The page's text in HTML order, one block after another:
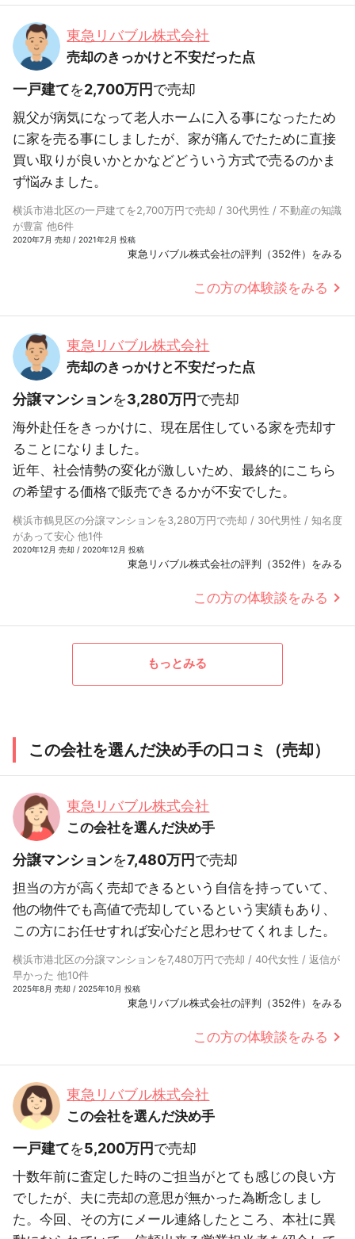
東急リバブル株式会社
売却のきっかけと不安だった点
一戸建てを2,700万円で売却
親父が病気になって老人ホームに入る事になったため
に家を売る事にしましたが、家が痛んでたために直接
買い取りが良いかとかなどどういう方式で売るのかま
ず悩みました。
横浜市港北区の一戸建てを2,700万円で売却 / 30代男性 / 不動産の知識
が豊富 他6件
2020年7月 売却 / 2021年2月 投稿
東急リバブル株式会社の評判（352件）をみる
この方の体験談をみる
東急リバブル株式会社
売却のきっかけと不安だった点
分譲マンションを3,280万円で売却
海外赴任をきっかけに、現在居住している家を売却す
ることになりました。
近年、社会情勢の変化が激しいため、最終的にこちら
の希望する価格で販売できるかが不安でした。
横浜市鶴見区の分譲マンションを3,280万円で売却 / 30代男性 / 知名度
があって安心 他1件
2020年12月 売却 / 2020年12月 投稿
東急リバブル株式会社の評判（352件）をみる
この方の体験談をみる
もっとみる
この会社を選んだ決め手の口コミ（売却）
東急リバブル株式会社
この会社を選んだ決め手
分譲マンションを7,480万円で売却
担当の方が高く売却できるという自信を持っていて、
他の物件でも高値で売却しているという実績もあり、
この方にお任せすれば安心だと思わせてくれました。
横浜市港北区の分譲マンションを7,480万円で売却 / 40代女性 / 返信が
早かった 他10件
2025年8月 売却 / 2025年10月 投稿
東急リバブル株式会社の評判（352件）をみる
この方の体験談をみる
東急リバブル株式会社
この会社を選んだ決め手
一戸建てを5,200万円で売却
十数年前に査定した時のご担当がとても感じの良い方
でしたが、夫に売却の意思が無かった為断念しまし
た。今回、その方にメール連絡したところ、本社に異